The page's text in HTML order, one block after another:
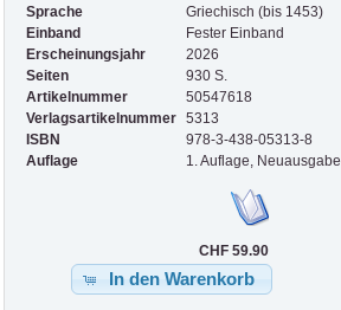
Sprache
Griechisch (bis 1453)
Einband
Fester Einband
Erscheinungsjahr
2026
Seiten
930 S.
Artikelnummer
50547618
Verlagsartikelnummer
5313
ISBN
978-3-438-05313-8
Auflage
1. Auflage, Neuausgabe
CHF 59.90
In den Warenkorb